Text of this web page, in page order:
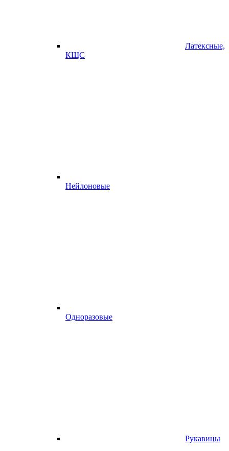
Латексные,
КЩС
Нейлоновые
Одноразовые
Рукавицы